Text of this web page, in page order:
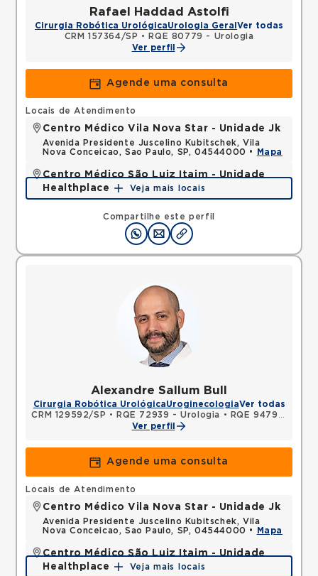
Rafael Haddad Astolfi
Cirurgia Robótica UrológicaUrologia Geral Ver todas
CRM 157364/SP •
RQE 80779 - Urologia
Ver perfil
Agende uma consulta
Compartilhe este perfil
Locais de Atendimento
Centro Médico Vila Nova Star - Unidade Jk
Avenida Presidente Juscelino Kubitschek, Vila
Nova Conceicao, Sao Paulo, SP, 04544000 •
Mapa
Centro Médico São Luiz Itaim - Unidade
Healthplace
Rua Doutor Alceu de Campos Rodrigues, Vila Nova
Conceicao, Sao Paulo, SP, 04544000 •
Veja mais locais
Alexandre Sallum Bull
Cirurgia Robótica UrológicaUroginecologiaVer todas
CRM 129592/SP • RQE 72939 - Urologia •
RQE 94799 - Cirurgia geral
Ver perfil
Agende uma consulta
Locais de Atendimento
Centro Médico Vila Nova Star - Unidade Jk
Avenida Presidente Juscelino Kubitschek, Vila
Nova Conceicao, Sao Paulo, SP, 04544000 •
Mapa
Centro Médico São Luiz Itaim - Unidade
Healthplace
Veja mais locais